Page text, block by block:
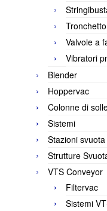
Valvole a
Vibratori
Blender
Hoppervac
Colonne di
Sistemi
Stazioni
Strutture
VTS Conveyor
Filtervac
Sistemi